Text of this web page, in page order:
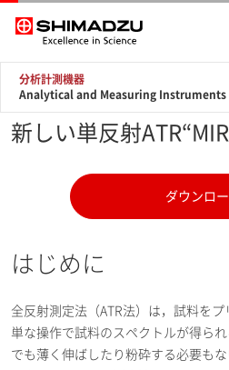
分析計測機器
Analytical and Measuring Instruments
新しい単反射
ダウンロ
はじめに
全反射測定法（ATR法）は，試料を
単な操作で試料のスペクトルが得ら
でも薄く伸ばしたり粉砕する必要も